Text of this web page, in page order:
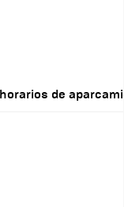
de